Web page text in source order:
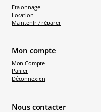
Etalonnage
Location
Maintenir / réparer
Mon compte
Mon Compte
Panier
Déconnexion
Nous contacter